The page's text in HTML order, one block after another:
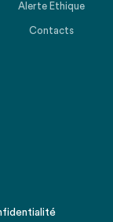
Alerte Ethique
Contacts